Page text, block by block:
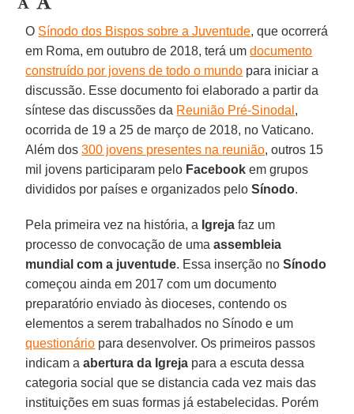
O Sínodo dos Bispos sobre a Juventude, que ocorrerá
em Roma, em outubro de 2018, terá umdocumento
construído por jovens de todo o mundo para iniciar a
discussão. Esse documento foi elaborado a partir da
síntese das discussões da Reunião Pré-Sinodal ,
ocorrida de 19 a 25 de março de 2018, no Vaticano.
Além dos300 jovens presentes na reunião, outros 15
mil jovens participaram pelo Facebook em grupos
divididos por países e organizados peloSínodo.
Pela primeira vez na história, a Igreja faz um
processo de convocação de umaassembleia
mundial com a juventude. Essa inserção noSínodo
começou ainda em 2017 com um documento
preparatório enviado às dioceses, contendo os
elementos a serem trabalhados no Sínodo e um
questionário para desenvolver. Os primeiros passos
indicam aabertura da Igreja para a escuta dessa
categoria social que se distancia cada vez mais das
instituições em suas formas já estabelecidas. Porém